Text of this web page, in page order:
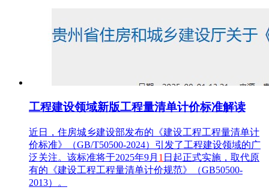
工程建设领域新版工程量清单计价标准解读
近日，住房城乡建设部发布的《建设工程工程量清单计
价标准》（GB/T50500-2024）引发了工程建设领域的广
泛关注。该标准将于2025年9月 1 日起正式实施，取代原
有的《建设工程工程量清单计价规范》（GB50500-
2013）。